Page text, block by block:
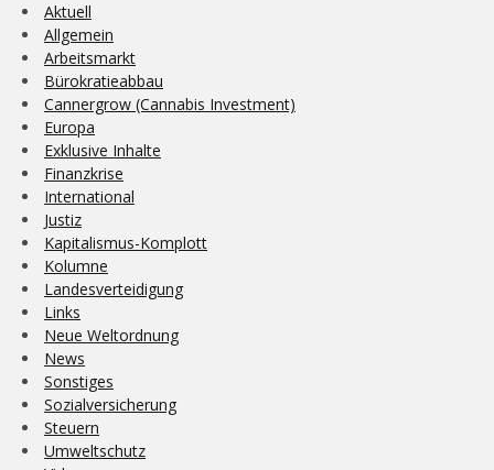
Aktuell
Allgemein
Arbeitsmarkt
Bürokratieabbau
Cannergrow (Cannabis Investment)
Europa
Exklusive Inhalte
Finanzkrise
International
Justiz
Kapitalismus-Komplott
Kolumne
Landesverteidigung
Links
Neue Weltordnung
News
Sonstiges
Sozialversicherung
Steuern
Umweltschutz